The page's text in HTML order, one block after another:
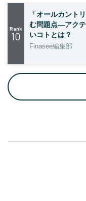
Rank
10
「オールカント
む問題点―アク
いコトとは？
Finasee編集部